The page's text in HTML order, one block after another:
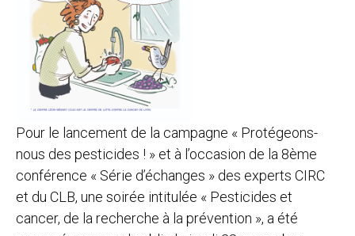
Pour le lancement de la campagne « Protégeons-
nous des pesticides ! » et à l’occasion de la 8ème
conférence « Série d’échanges » des experts CIRC
et du CLB, une soirée intitulée « Pesticides et
cancer, de la recherche à la prévention », a été